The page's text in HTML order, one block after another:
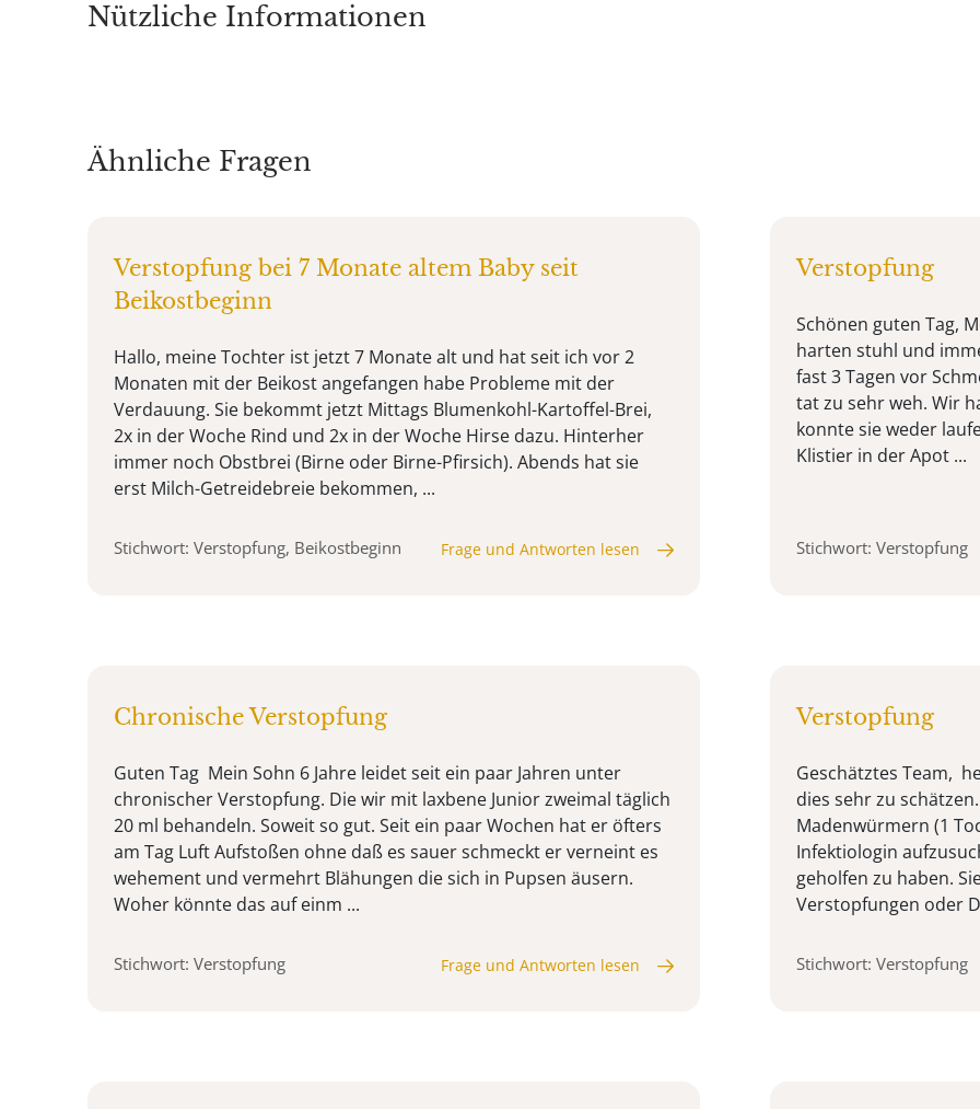
Nützliche Informationen
Ähnliche Fragen
Verstopfung bei 7 Monate altem Baby seit
Beikostbeginn
Hallo, meine Tochter ist jetzt 7 Monate alt und hat seit ich vor 2
Monaten mit der Beikost angefangen habe Probleme mit der
Verdauung. Sie bekommt jetzt Mittags Blumenkohl-Kartoffel-Brei,
2x in der Woche Rind und 2x in der Woche Hirse dazu. Hinterher
immer noch Obstbrei (Birne oder Birne-Pfirsich). Abends hat sie
erst Milch-Getreidebreie bekommen, ...
Stichwort: Verstopfung, Beikostbeginn Frage und Antworten lesen
Verstopfung
Schönen guten Tag,
harten stuhl und
fast 3 Tagen vor
tat zu sehr weh. Wir
konnte sie weder
Klistier in der Apot ...
Stichwort: Verstopfung
Chronische Verstopfung
Guten Tag Mein Sohn 6 Jahre leidet seit ein paar Jahren unter
chronischer Verstopfung. Die wir mit laxbene Junior zweimal täglich
20 ml behandeln. Soweit so gut. Seit ein paar Wochen hat er öfters
am Tag Luft Aufstoßen ohne daß es sauer schmeckt er verneint es
wehement und vermehrt Blähungen die sich in Pupsen äusern.
Woher könnte das auf einm ...
Stichwort: Verstopfung Frage und Antworten lesen
Verstopfung
Geschätztes Team,
dies sehr zu
Madenwürmern (1
Infektiologin
geholfen zu haben.
Verstopfungen oder
Stichwort: Verstopfung